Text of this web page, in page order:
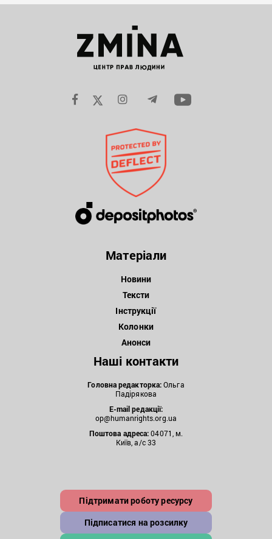
Матеріали
Новини
Тексти
Інструкції
Колонки
Анонси
Наші контакти
Головна редакторка:Ольга
Падірякова
E-mail редакції:
op@humanrights.org.ua
Поштова адреса:04071, м.
Київ, а/с 33
Підтримати роботу ресурсу
Підписатися на розсилку